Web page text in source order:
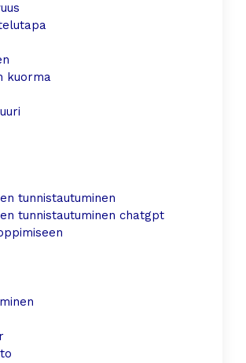
kuorma
tunnistautuminen
tunnistautuminen chatgpt